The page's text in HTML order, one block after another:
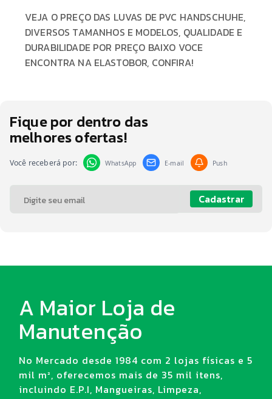
VEJA O PREÇO DAS LUVAS DE PVC HANDSCHUHE,
DIVERSOS TAMANHOS E MODELOS, QUALIDADE E
DURABILIDADE POR PREÇO BAIXO VOCE
ENCONTRA NA ELASTOBOR, CONFIRA!
Fique por dentro das
melhores ofertas!
Você receberá por: WhatsApp E-mail Push
Cadastrar
A Maior Loja de
Manutenção
No Mercado desde 1984 com 2 lojas físicas e 5
mil m², oferecemos mais de 35 mil itens,
incluindo E.P.I, Mangueiras, Limpeza,